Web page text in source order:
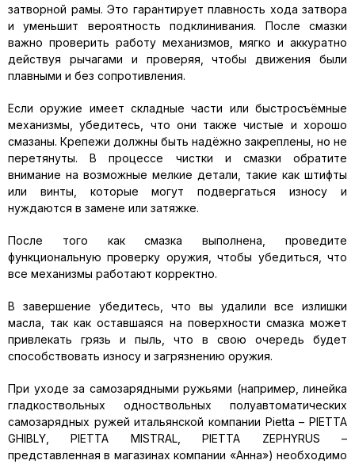
затворной рамы. Это гарантирует плавность хода затвора
и уменьшит вероятность подклинивания. После смазки
важно проверить работу механизмов, мягко и аккуратно
действуя рычагами и проверяя, чтобы движения были
плавными и без сопротивления.
Если оружие имеет складные части или быстросъёмные
механизмы, убедитесь, что они также чистые и хорошо
смазаны. Крепежи должны быть надёжно закреплены, но не
перетянуты. В процессе чистки и смазки обратите
внимание на возможные мелкие детали, такие как штифты
или винты, которые могут подвергаться износу и
нуждаются в замене или затяжке.
После того как смазка выполнена, проведите
функциональную проверку оружия, чтобы убедиться, что
все механизмы работают корректно.
В завершение убедитесь, что вы удалили все излишки
масла, так как оставшаяся на поверхности смазка может
привлекать грязь и пыль, что в свою очередь будет
способствовать износу и загрязнению оружия.
При уходе за самозарядными ружьями (например, линейка
гладкоствольных одноствольных полуавтоматических
самозарядных ружей итальянской компании Pietta – PIETTA
GHIBLY, PIETTA MISTRAL, PIETTA ZEPHYRUS –
представленная в магазинах компании «Анна») необходимо